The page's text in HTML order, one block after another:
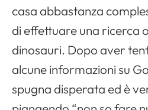
casa abbastanza
di effettuare una ricerca
dinosauri. Dopo aver
alcune informazioni su
spugna disperata ed è